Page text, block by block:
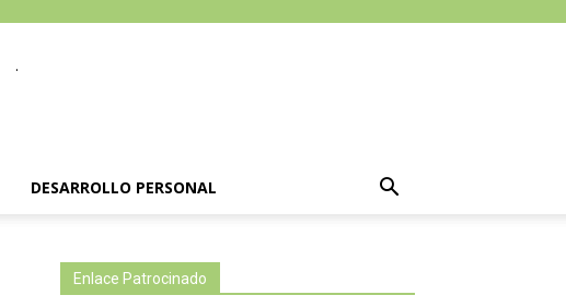
.
DESARROLLO PERSONAL
Enlace Patrocinado